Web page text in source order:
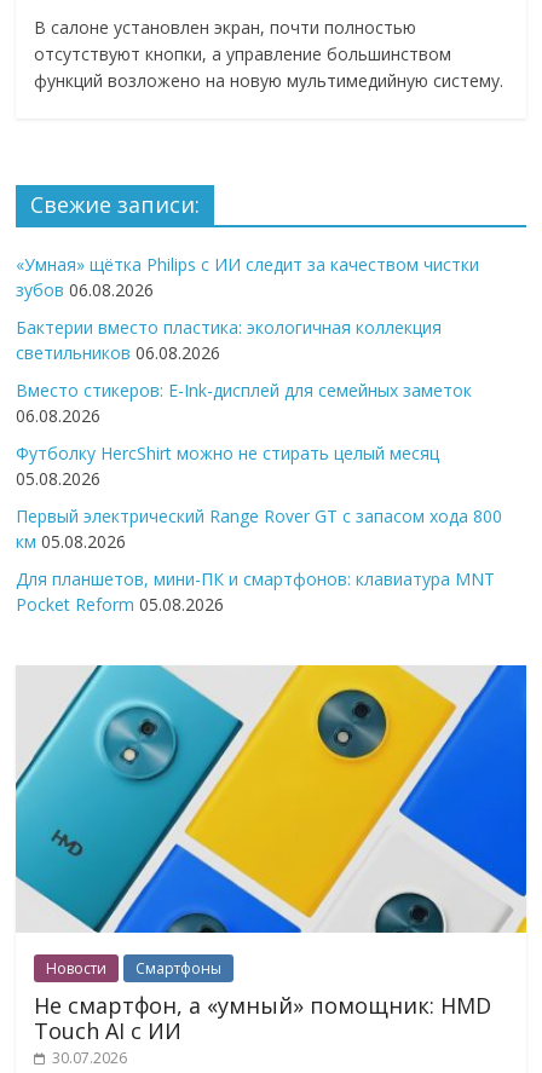
В салоне установлен экран, почти полностью
отсутствуют кнопки, а управление большинством
функций возложено на новую мультимедийную систему.
Свежие записи:
«Умная» щётка Philips с ИИ следит за качеством чистки
зубов 06.08.2026
Бактерии вместо пластика: экологичная коллекция
светильников 06.08.2026
Вместо стикеров: E-Ink-дисплей для семейных заметок
06.08.2026
Футболку HercShirt можно не стирать целый месяц
05.08.2026
Первый электрический Range Rover GT с запасом хода 800
км 05.08.2026
Для планшетов, мини-ПК и смартфонов: клавиатура MNT
Pocket Reform 05.08.2026
Новости Смартфоны
Не смартфон, а «умный» помощник: HMD
Touch AI с ИИ
30.07.2026